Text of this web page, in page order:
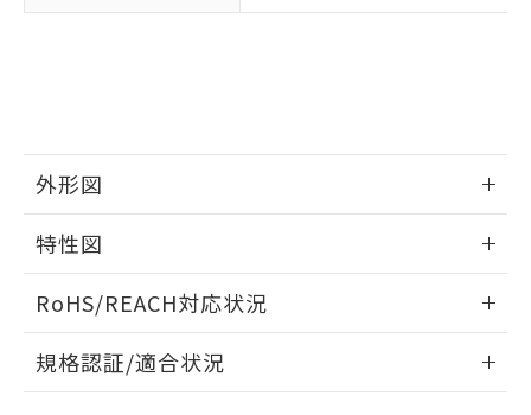
外形図
外形図
特性図
電気的寿命曲線
RoHS/REACH対応状況
EU RoHS 注意事項・凡例
規格認証/適合状況
用者の範囲」に記載されている法人を
下記の非含有証明書をダウンロードするこ
るもので、過去に遡って非含有を証明する
ものではありません。
また、RoHS指令のフタル酸エステル類４
物質の対応では、対応完了までの期間は出
荷製品に未対応品が混在することから備考
欄に対応日を記載しておりました。
既に当社にて対応品への在庫切替を完了
り、2022年1月12日より割愛しておりま
す。